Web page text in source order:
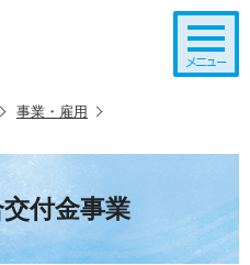
事業・雇用
付金事業